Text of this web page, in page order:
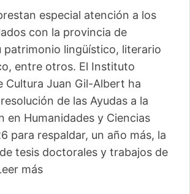
especial atención a los
con la provincia de
patrimonio lingüístico, literario
entre otros. El Instituto
Cultura Juan Gil-Albert ha
de las Ayudas a la
en Humanidades y Ciencias
para respaldar, un año más, la
tesis doctorales y trabajos de
más